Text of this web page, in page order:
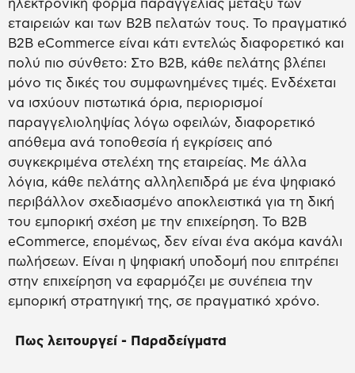
ηλεκτρονική φόρμα παραγγελίας μεταξύ των
εταιρειών και των B2B πελατών τους. Το πραγματικό
B2B eCommerce είναι κάτι εντελώς διαφορετικό και
πολύ πιο σύνθετο: Στο B2B, κάθε πελάτης βλέπει
μόνο τις δικές του συμφωνημένες τιμές. Ενδέχεται
να ισχύουν πιστωτικά όρια, περιορισμοί
παραγγελιοληψίας λόγω οφειλών, διαφορετικό
απόθεμα ανά τοποθεσία ή εγκρίσεις από
συγκεκριμένα στελέχη της εταιρείας. Με άλλα
λόγια, κάθε πελάτης αλληλεπιδρά με ένα ψηφιακό
περιβάλλον σχεδιασμένο αποκλειστικά για τη δική
του εμπορική σχέση με την επιχείρηση. Το B2B
eCommerce, επομένως, δεν είναι ένα ακόμα κανάλι
πωλήσεων. Είναι η ψηφιακή υποδομή που επιτρέπει
στην επιχείρηση να εφαρμόζει με συνέπεια την
εμπορική στρατηγική της, σε πραγματικό χρόνο.
Πως λειτουργεί - Παραδείγματα